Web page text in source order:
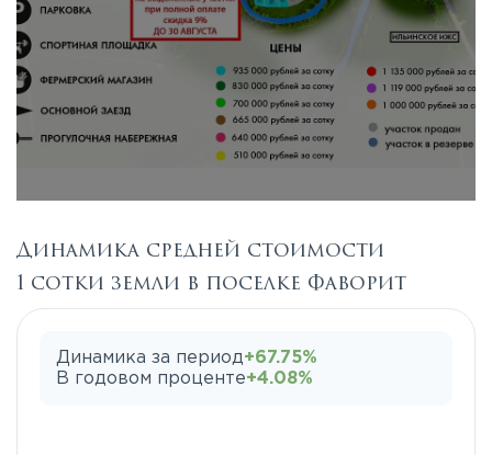
Динамика средней стоимости
1 сотки земли в поселке Фаворит
Динамика за период+67.75%
В годовом проценте+4.08%